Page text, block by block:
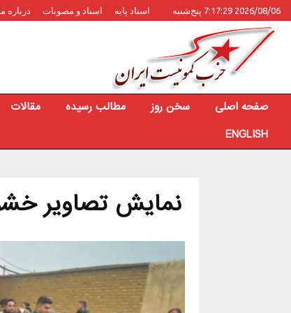
2026/08/06 7:17:29 پنج‌شنبه اسناد پایه اسناد و مصوبات درباره
صفحه اصلی سخن روز مطالب رسیده مقالات
ENGLISH
نمایش تصاویر